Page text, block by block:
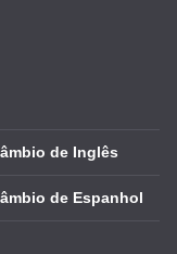
de Inglês
de Espanhol